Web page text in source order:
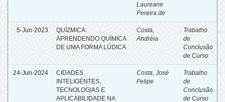
Laureane
Pereira de
5-Jun-2023
QUÍZMICA:
APRENDENDO QUÍMICA
DE UMA FORMA LÚDICA
Costa,
Andréia
Trabalho
de
Conclusão
de Curso
24-Jun-2024
CIDADES
INTELIGENTES,
TECNOLOGIAS E
APLICABILIDADE NA
Costa, José
Felipe
Trabalho
de
Conclusão
de Curso